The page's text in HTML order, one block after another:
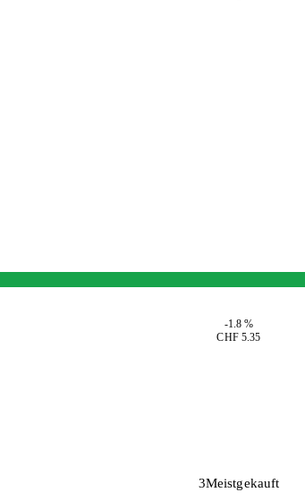
-1.8 %
CHF 5.35
3Meistgekauft